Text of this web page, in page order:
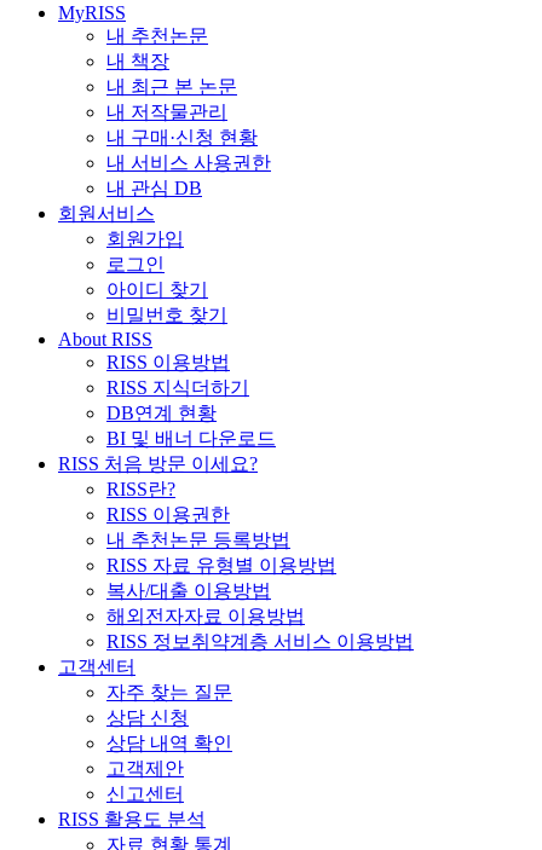
MyRISS
내 추천논문
내 책장
내 최근 본 논문
내 저작물관리
내 구매·신청 현황
내 서비스 사용권한
내 관심 DB
회원서비스
회원가입
로그인
아이디 찾기
비밀번호 찾기
About RISS
RISS 이용방법
RISS 지식더하기
DB연계 현황
BI 및 배너 다운로드
RISS 처음 방문 이세요?
RISS란?
RISS 이용권한
내 추천논문 등록방법
RISS 자료 유형별 이용방법
복사/대출 이용방법
해외전자자료 이용방법
RISS 정보취약계층 서비스 이용방법
고객센터
자주 찾는 질문
상담 신청
상담 내역 확인
고객제안
신고센터
RISS 활용도 분석
자료 현황 통계